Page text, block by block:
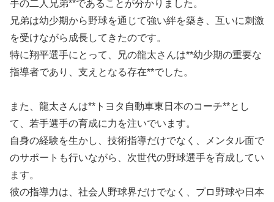
手の二人兄弟**であることが分かりました。
兄弟は幼少期から野球を通じて強い絆を築き、互いに刺激
を受けながら成長してきたのです。
特に翔平選手にとって、兄の龍太さんは**幼少期の重要な
指導者であり、支えとなる存在**でした。
また、龍太さんは**トヨタ自動車東日本のコーチ**とし
て、若手選手の育成に力を注いでいます。
自身の経験を生かし、技術指導だけでなく、メンタル面で
のサポートも行いながら、次世代の野球選手を育成してい
ます。
彼の指導力は、社会人野球界だけでなく、プロ野球や日本